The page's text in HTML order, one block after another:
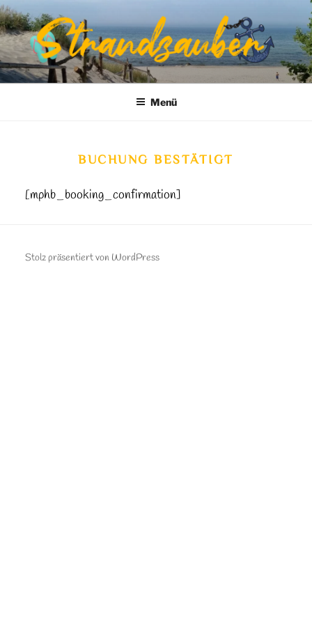
Zum
Inhalt
springen
DER STRANDZAUBER | IHRE
FERIENWOHNUNG AUF RÜGEN
Urlaub auf der schönsten Insel
Menü
BUCHUNG BESTÄTIGT
[mphb_booking_confirmation]
Stolz präsentiert von WordPress